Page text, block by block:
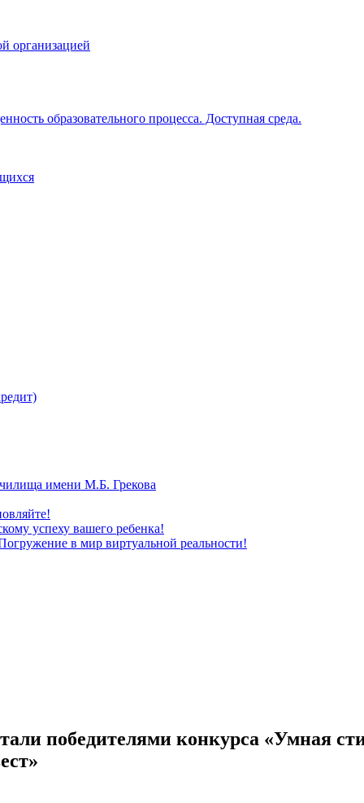
организацией
образовательного процесса. Доступная среда.
имени М.Б. Грекова
успеху вашего ребенка!
в мир виртуальной реальности!
победителями конкурса «Умная